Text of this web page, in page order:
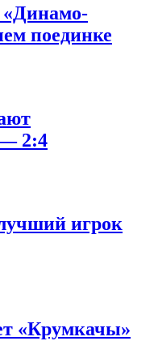
«Динамо-
поединке
2:4
игрок
«Крумкачы»